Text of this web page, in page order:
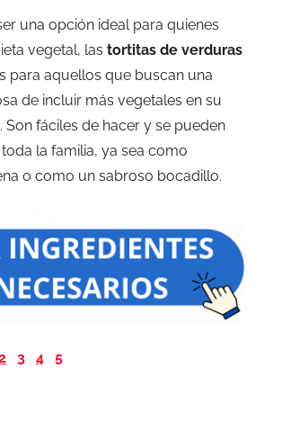
una opción ideal para quienes
vegetal, las tortitas de verduras
para aquellos que buscan una
de incluir más vegetales en su
Son fáciles de hacer y se pueden
la familia, ya sea como
o como un sabroso bocadillo.
3 4 5